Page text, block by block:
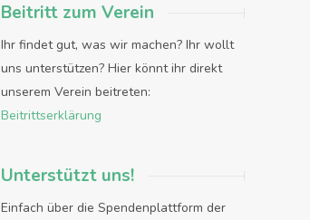
Beitritt zum Verein
Ihr findet gut, was wir machen? Ihr wollt
uns unterstützen? Hier könnt ihr direkt
unserem Verein beitreten:
Beitrittserklärung
Unterstützt uns!
Einfach über die Spendenplattform der